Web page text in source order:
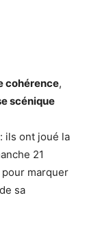
cohérence,
scénique
ils ont joué la
21
pour marquer
sa